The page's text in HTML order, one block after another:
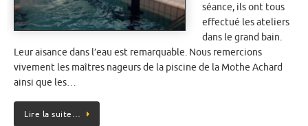
séance, ils ont tous
effectué les ateliers
dans le grand bain.
Leur aisance dans l’eau est remarquable. Nous remercions
vivement les maîtres nageurs de la piscine de la Mothe Achard
ainsi que les…
Lire la suite…